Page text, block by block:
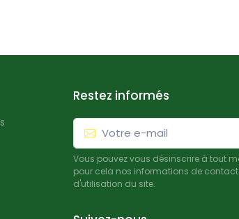
Restez informés
Vous pouvez vous désinscrire à tout
pour cela nos informations de
d'utilisation du site.